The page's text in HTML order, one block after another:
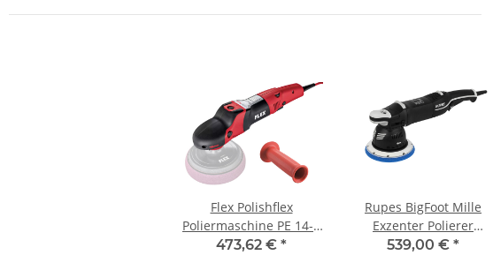
Flex Polishflex
Poliermaschine PE 14-2
150
473,62 € *
Rupes BigFoot Mille
Exzenter Polierer
LK900E
539,00 € *